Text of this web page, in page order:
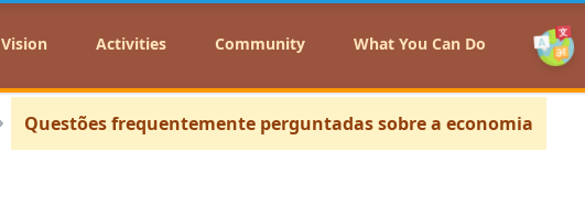
Vision Activities Community What You Can Do
Questões frequentemente perguntadas sobre a economia